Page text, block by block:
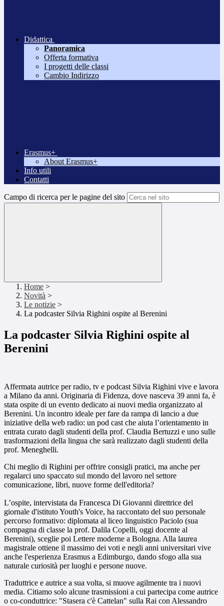
Didattica
Panoramica
Offerta formativa
I progetti delle classi
Cambio Indirizzo
Erasmus+
About Erasmus+
Info utili
Contatti
Campo di ricerca per le pagine del sito
Home >
Novità >
Le notizie >
La podcaster Silvia Righini ospite al Berenini
La podcaster Silvia Righini ospite al
Berenini
Affermata autrice per radio, tv e podcast Silvia Righini vive e lavora
a Milano da anni. Originaria di Fidenza, dove nasceva 39 anni fa, è
stata ospite di un evento dedicato ai nuovi media organizzato al
Berenini. Un incontro ideale per fare da rampa di lancio a due
iniziative della web radio: un pod cast che aiuta l’orientamento in
entrata curato dagli studenti della prof. Claudia Bertuzzi e uno sulle
trasformazioni della lingua che sarà realizzato dagli studenti della
prof. Meneghelli.
Chi meglio di Righini per offrire consigli pratici, ma anche per
regalarci uno spaccato sul mondo del lavoro nel settore
comunicazione, libri, nuove forme dell'editoria?
L’ospite, intervistata da Francesca Di Giovanni direttrice del
giornale d'istituto Youth's Voice, ha raccontato del suo personale
percorso formativo: diplomata al liceo linguistico Paciolo (sua
compagna di classe la prof. Dalila Copelli, oggi docente al
Berenini), sceglie poi Lettere moderne a Bologna. Alla laurea
magistrale ottiene il massimo dei voti e negli anni universitari vive
anche l'esperienza Erasmus a Edimburgo, dando sfogo alla sua
naturale curiosità per luoghi e persone nuove.
Traduttrice e autrice a sua volta, si muove agilmente tra i nuovi
media. Citiamo solo alcune trasmissioni a cui partecipa come autrice
o co-conduttrice: "Stasera c'è Cattelan" sulla Rai con Alessandro